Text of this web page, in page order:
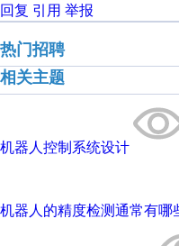
回复 引用 举报
热门招聘
相关主题
机器人控制系统设计
机器人的精度检测通常有哪